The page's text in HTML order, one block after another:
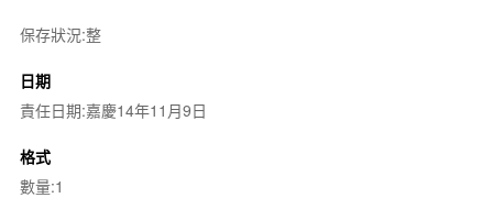
保存狀況:整
日期
責任日期:嘉慶14年11月9日
格式
數量:1